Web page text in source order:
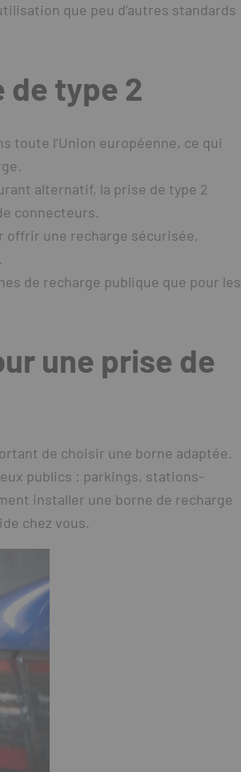
que peu d’autres standards
de type 2
toute l’Union européenne, ce qui
alternatif, la prise de type 2
connecteurs.
offrir une recharge sécurisée,
de recharge publique que pour les
une prise de
de choisir une borne adaptée.
publics : parkings, stations-
installer une borne de recharge
chez vous.